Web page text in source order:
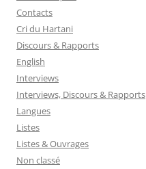
Contacts
Cri du Hartani
Discours & Rapports
English
Interviews
Interviews, Discours & Rapports
Langues
Listes
Listes & Ouvrages
Non classé